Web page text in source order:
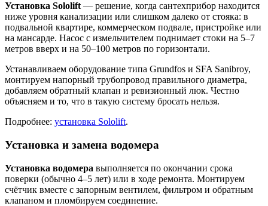
Установка Sololift — решение, когда сантехприбор находится
ниже уровня канализации или слишком далеко от стояка: в
подвальной квартире, коммерческом подвале, пристройке или
на мансарде. Насос с измельчителем поднимает стоки на 5–7
метров вверх и на 50–100 метров по горизонтали.
Устанавливаем оборудование типа Grundfos и SFA Sanibroy,
монтируем напорный трубопровод правильного диаметра,
добавляем обратный клапан и ревизионный люк. Честно
объясняем и то, что в такую систему бросать нельзя.
Подробнее: установка Sololift.
Установка и замена водомера
Установка водомера выполняется по окончании срока
поверки (обычно 4–5 лет) или в ходе ремонта. Монтируем
счётчик вместе с запорным вентилем, фильтром и обратным
клапаном и пломбируем соединение.